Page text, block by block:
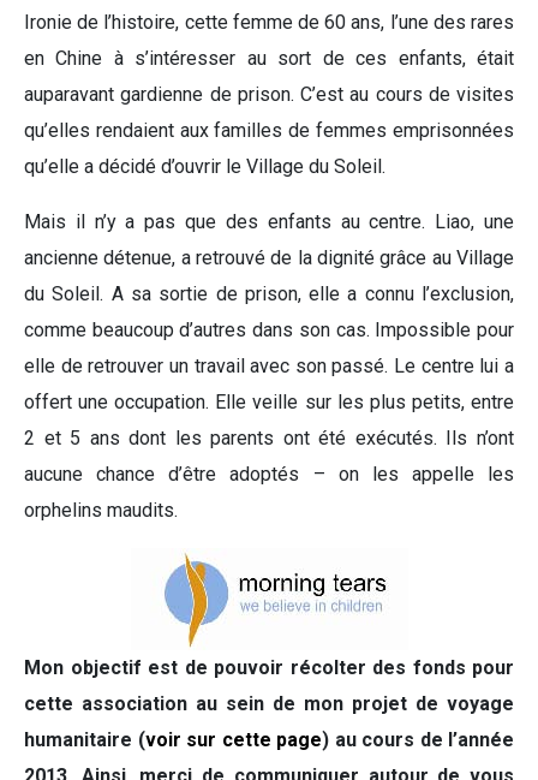
Ironie de l’histoire, cette femme de 60 ans, l’une des rares
en Chine à s’intéresser au sort de ces enfants, était
auparavant gardienne de prison. C’est au cours de visites
qu’elles rendaient aux familles de femmes emprisonnées
qu’elle a décidé d’ouvrir le Village du Soleil.
Mais il n’y a pas que des enfants au centre. Liao, une
ancienne détenue, a retrouvé de la dignité grâce au Village
du Soleil. A sa sortie de prison, elle a connu l’exclusion,
comme beaucoup d’autres dans son cas. Impossible pour
elle de retrouver un travail avec son passé. Le centre lui a
offert une occupation. Elle veille sur les plus petits, entre
2 et 5 ans dont les parents ont été exécutés. Ils n’ont
aucune chance d’être adoptés – on les appelle les
orphelins maudits.
Mon objectif est de pouvoir récolter des fonds pour
cette association au sein de mon projet de voyage
humanitaire (voir sur cette page) au cours de l’année